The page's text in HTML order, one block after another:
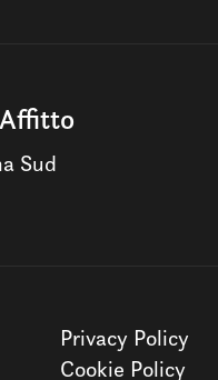
Sud
Privacy Policy
Cookie Policy